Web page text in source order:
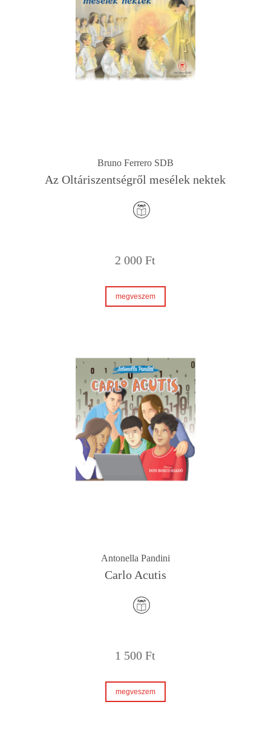
Bruno Ferrero SDB
Az Oltáriszentségről mesélek nektek
2 000Ft
megveszem
Antonella Pandini
Carlo Acutis
1 500Ft
megveszem